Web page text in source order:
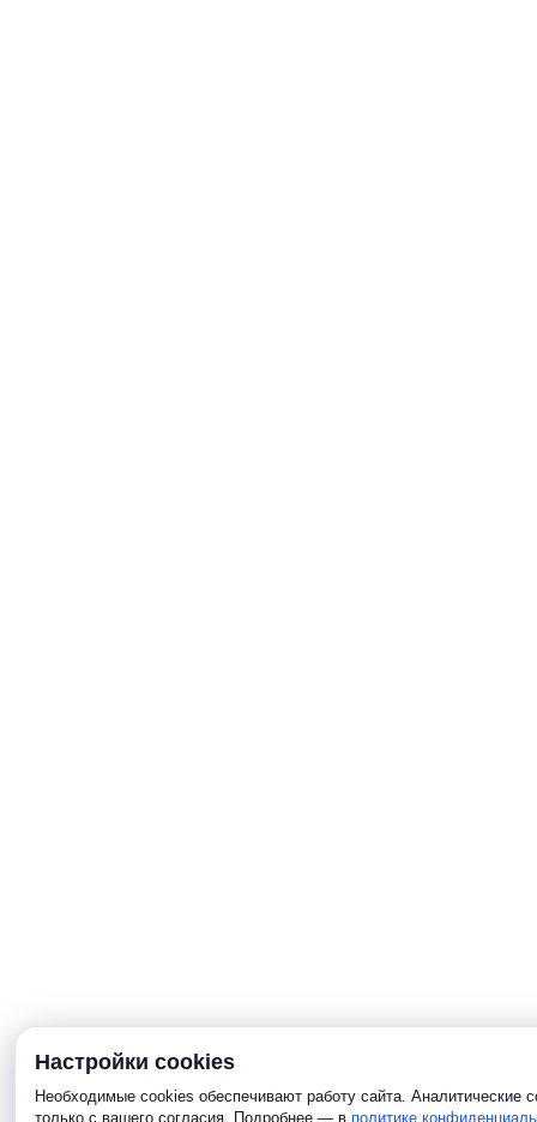
Настройки cookies
Необходимые cookies обеспечивают работу сайта.
только с вашего согласия. Подробнее — в политике